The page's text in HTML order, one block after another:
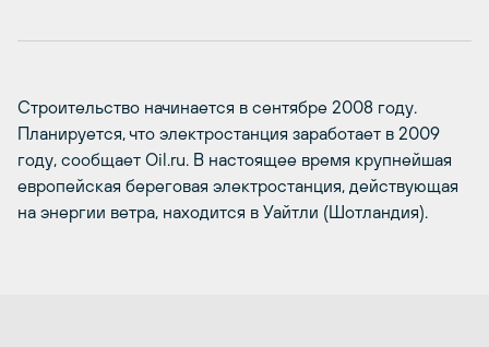
Строительство начинается в сентябре 2008 году.
Планируется, что электростанция заработает в 2009
году, сообщает Oil.ru. В настоящее время крупнейшая
европейская береговая электростанция, действующая
на энергии ветра, находится в Уайтли (Шотландия).